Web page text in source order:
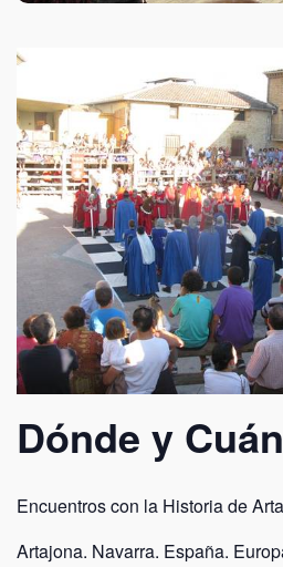
Dónde y
Encuentros con la Historia de
Artajona. Navarra. España.